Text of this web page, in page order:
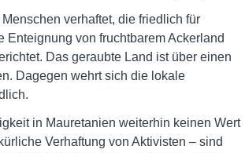
verhaftet, die friedlich für
Enteignung von fruchtbarem Ackerland
Das geraubte Land ist über einen
Dagegen wehrt sich die lokale
in Mauretanien weiterhin keinen Wert
Verhaftung von Aktivisten – sind